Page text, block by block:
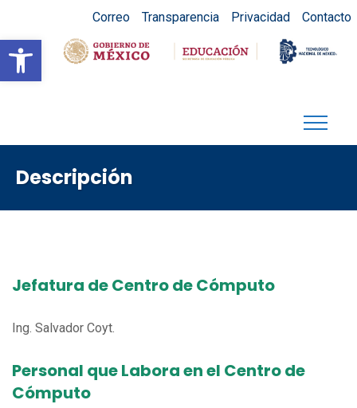
Abrir barra de herramientas
Correo Transparencia Privacidad Contacto
Descripción
Jefatura de Centro de Cómputo
Ing. Salvador Coyt.
Personal que Labora en el Centro de
Cómputo